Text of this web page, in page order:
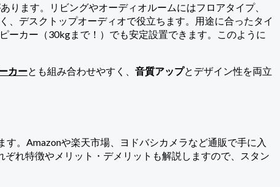
ります。リビングやオーディオルームにはフロアタイプ、
、デスクトップオーディオで役立ちます。用途に合ったタイ
ーカー（30kgまで！）でも安定設置できます。このように
カーとも組み合わせやすく、 音質アップとデザイン性を両立
す。Amazonや楽天市場、ヨドバシカメラなど通販で手に入
れ特徴やメリット・デメリットも解説しますので、スタン